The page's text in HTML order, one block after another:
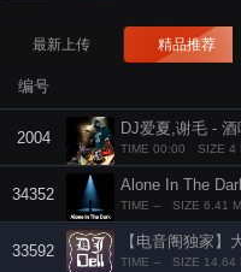
最新上传 精品推荐
编号
2004
DJ爱夏,谢毛 -
TIME 00:00 SIZE 4
34352
Alone In The
TIME -- SIZE 6.41
33592
【电音阁独家
TIME -- SIZE 14.64